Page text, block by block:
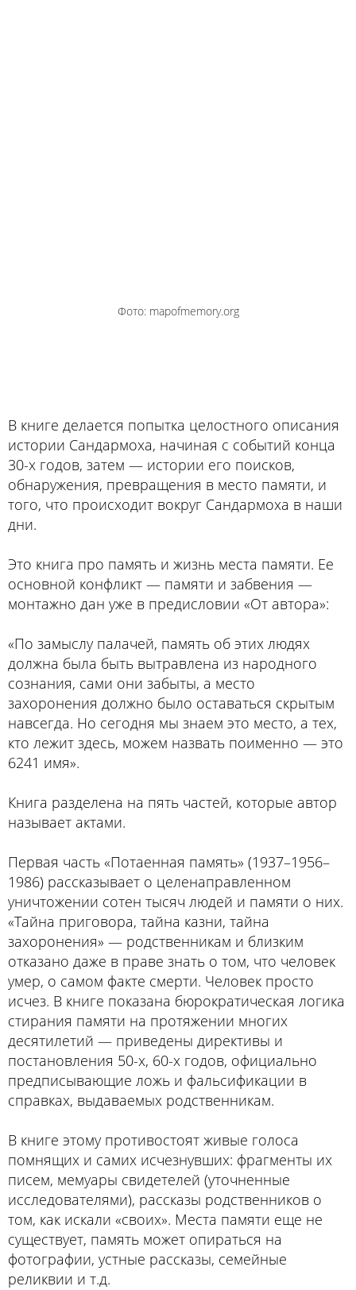
Фото: mapofmemory.org
В книге делается попытка целостного описания
истории Сандармоха, начиная с событий конца
30-х годов, затем — истории его поисков,
обнаружения, превращения в место памяти, и
того, что происходит вокруг Сандармоха в наши
дни.
Это книга про память и жизнь места памяти. Ее
основной конфликт — памяти и забвения —
монтажно дан уже в предисловии «От автора»:
«По замыслу палачей, память об этих людях
должна была быть вытравлена из народного
сознания, сами они забыты, а место
захоронения должно было оставаться скрытым
навсегда. Но сегодня мы знаем это место, а тех,
кто лежит здесь, можем назвать поименно — это
6241 имя».
Книга разделена на пять частей, которые автор
называет актами.
Первая часть «Потаенная память» (1937–1956–
1986) рассказывает о целенаправленном
уничтожении сотен тысяч людей и памяти о них.
«Тайна приговора, тайна казни, тайна
захоронения» — родственникам и близким
отказано даже в праве знать о том, что человек
умер, о самом факте смерти. Человек просто
исчез. В книге показана бюрократическая логика
стирания памяти на протяжении многих
десятилетий — приведены директивы и
постановления 50-х, 60-х годов, официально
предписывающие ложь и фальсификации в
справках, выдаваемых родственникам.
В книге этому противостоят живые голоса
помнящих и самих исчезнувших: фрагменты их
писем, мемуары свидетелей (уточненные
исследователями), рассказы родственников о
том, как искали «своих». Места памяти еще не
существует, память может опираться на
фотографии, устные рассказы, семейные
реликвии и т.д.